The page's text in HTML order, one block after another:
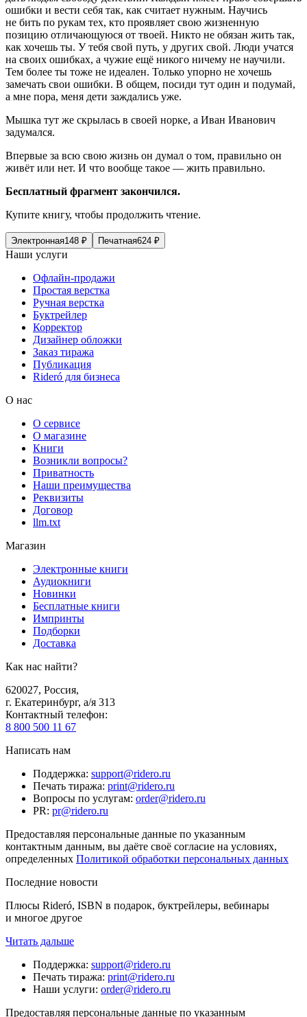
ошибки и вести себя так, как считает нужным. Научись
не бить по рукам тех, кто проявляет свою жизненную
позицию отличающуюся от твоей. Никто не обязан жить так,
как хочешь ты. У тебя свой путь, у других свой. Люди учатся
на своих ошибках, а чужие ещё никого ничему не научили.
Тем более ты тоже не идеален. Только упорно не хочешь
замечать свои ошибки. В общем, посиди тут один и подумай,
а мне пора, меня дети заждались уже.
Мышка тут же скрылась в своей норке, а Иван Иванович
задумался.
Впервые за всю свою жизнь он думал о том, правильно он
живёт или нет. И что вообще такое — жить правильно.
Бесплатный фрагмент закончился.
Купите книгу, чтобы продолжить чтение.
Электронная148 ₽ Печатная624 ₽
Наши услуги
Офлайн-продажи
Простая верстка
Ручная верстка
Буктрейлер
Корректор
Дизайнер обложки
Заказ тиража
Публикация
Rideró для бизнеса
О нас
О сервисе
О магазине
Книги
Возникли вопросы?
Приватность
Наши преимущества
Реквизиты
Договор
llm.txt
Магазин
Электронные книги
Аудиокниги
Новинки
Бесплатные книги
Импринты
Подборки
Доставка
Как нас найти?
620027, Россия,
г. Екатеринбург, а/я 313
Контактный телефон:
8 800 500 11 67
Написать нам
Поддержка: support@ridero.ru
Печать тиража: print@ridero.ru
Вопросы по услугам: order@ridero.ru
PR: pr@ridero.ru
Предоставляя персональные данные по указанным
контактным данным, вы даёте своё согласие на условиях,
определенных Политикой обработки персональных данных
Последние новости
Плюсы Rideró, ISBN в подарок, буктрейлеры, вебинары
и многое другое
Читать дальше
Поддержка: support@ridero.ru
Печать тиража: print@ridero.ru
Наши услуги: order@ridero.ru
Предоставляя персональные данные по указанным